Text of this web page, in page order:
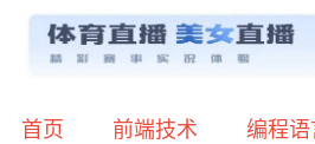
首页 前端技术 编程语